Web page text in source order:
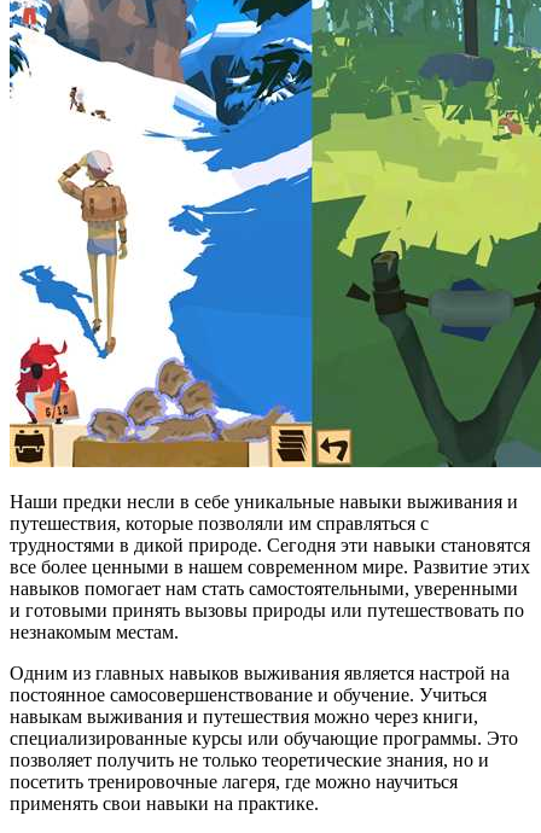
Наши предки несли в себе уникальные навыки выживания и
путешествия, которые позволяли им справляться с
трудностями в дикой природе. Сегодня эти навыки становятся
все более ценными в нашем современном мире. Развитие этих
навыков помогает нам стать самостоятельными, уверенными
и готовыми принять вызовы природы или путешествовать по
незнакомым местам.
Одним из главных навыков выживания является настрой на
постоянное самосовершенствование и обучение. Учиться
навыкам выживания и путешествия можно через книги,
специализированные курсы или обучающие программы. Это
позволяет получить не только теоретические знания, но и
посетить тренировочные лагеря, где можно научиться
применять свои навыки на практике.